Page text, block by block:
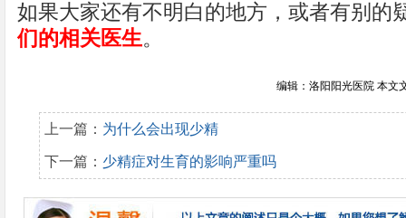
如果大家还有不明白的地方，或者有别的
们的相关医生。
编辑：洛阳阳光医院 本文
上一篇： 为什么会出现少精
下一篇： 少精症对生育的影响严重吗